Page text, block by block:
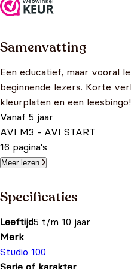
Samenvatting
Een educatief, maar vooral
beginnende lezers. Korte
kleurplaten en een leesbingo!
Vanaf 5 jaar
AVI M3 - AVI START
16 pagina's
Meer lezen
Specificaties
Leeftijd5 t/m 10 jaar
Merk
Studio 100
Serie of karakter